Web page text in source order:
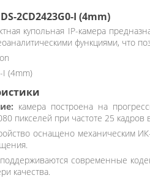
2CD2423G0-I (4mm)
купольная IP-камера
функциями, что
I (4mm)
камера построена на
пикселей при частоте 25 кадров
оснащено механическим
поддерживаются современные
качества.